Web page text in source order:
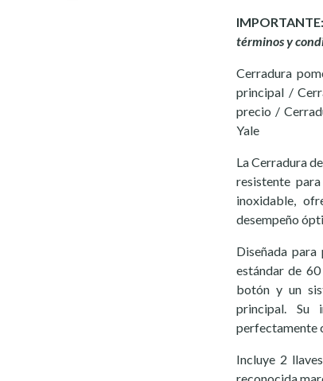
términos y
Cerradura
principal /
precio /
Yale
La Cerradura
resistente
inoxidable,
desempeño
Diseñada
estándar de
botón y un
principal. Su
perfectamente
Incluye 2